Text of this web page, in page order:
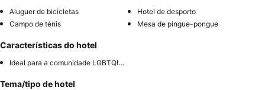
Aluguer de bicicletas
Hotel de desporto
Campo de ténis
Mesa de pingue-pongue
Características do hotel
Ideal para a comunidade LGBTQIA+
Tema/tipo de hotel